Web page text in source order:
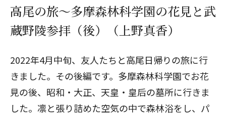
高尾の旅～多摩森林科学園の花見と武
蔵野陵参拝（後）（上野真香）
2022年4月中旬、友人たちと高尾日帰りの旅に行
きました。その後編です。多摩森林科学園でお花
見の後、昭和・大正、天皇・皇后の墓所に行きま
した。凛と張り詰めた空気の中で森林浴をし、パ